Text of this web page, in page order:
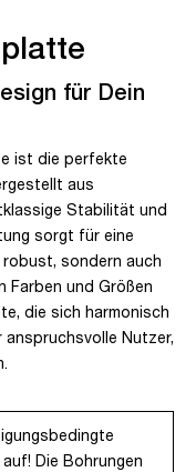
für Dein
ist die perfekte
aus
Stabilität und
sorgt für eine
sondern auch
Farben und Größen
die sich harmonisch
Nutzer,
Die Bohrungen